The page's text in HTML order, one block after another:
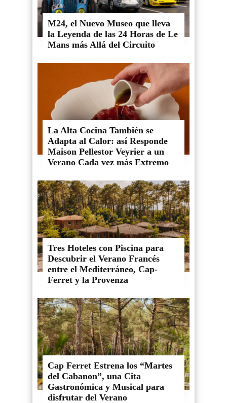
M24, el Nuevo Museo que lleva
la Leyenda de las 24 Horas de Le
Mans más Allá del Circuito
La Alta Cocina También se
Adapta al Calor: así Responde
Maison Pellestor Veyrier a un
Verano Cada vez más Extremo
Tres Hoteles con Piscina para
Descubrir el Verano Francés
entre el Mediterráneo, Cap-
Ferret y la Provenza
Cap Ferret Estrena los “Martes
del Cabanon”, una Cita
Gastronómica y Musical para
disfrutar del Verano